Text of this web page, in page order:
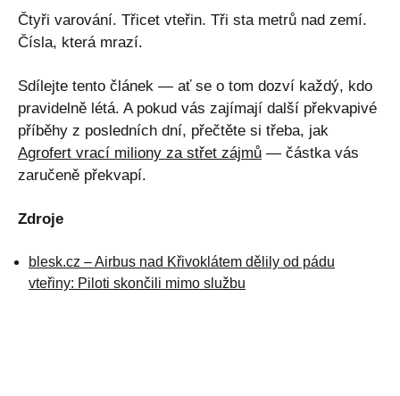
Čtyři varování. Třicet vteřin. Tři sta metrů nad zemí.
Čísla, která mrazí.
Sdílejte tento článek — ať se o tom dozví každý, kdo
pravidelně létá. A pokud vás zajímají další překvapivé
příběhy z posledních dní, přečtěte si třeba, jak
Agrofert vrací miliony za střet zájmů — částka vás
zaručeně překvapí.
Zdroje
blesk.cz – Airbus nad Křivoklátem dělily od pádu
vteřiny: Piloti skončili mimo službu